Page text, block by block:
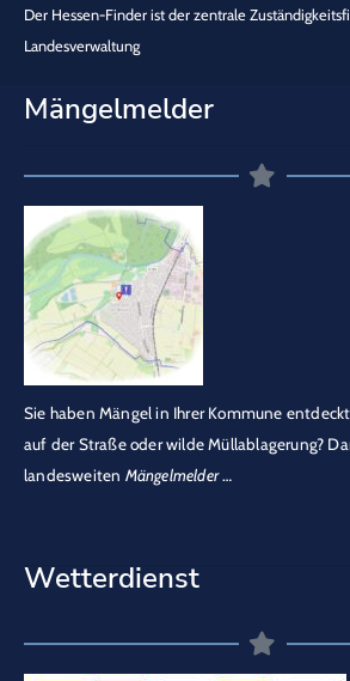
Der Hessen-Finder ist der zentrale
Landesverwaltung
Mängelmelder
Sie haben Mängel in Ihrer Kommune
auf der Straße oder wilde Müllablagerung?
landesweiten Mängelmelder…
Wetterdienst